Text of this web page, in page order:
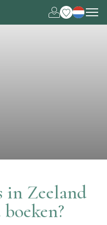
English
in Zeeland